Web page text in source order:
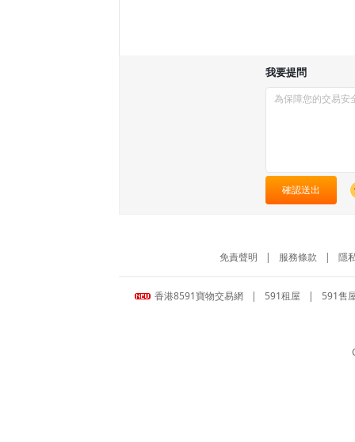
我要提問
確認送出
免責聲明 | 服務條款 | 隱
香港8591寶物交易網 | 591租屋 | 591售